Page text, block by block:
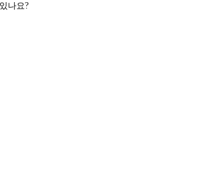
나요?